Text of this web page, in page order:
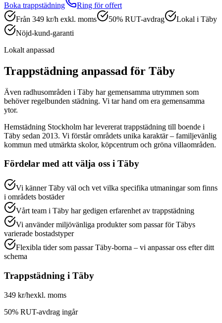
Boka trappstädning
Ring för offert
Från 349 kr/h exkl. moms
50% RUT-avdrag
Lokal i Täby
Nöjd-kund-garanti
Lokalt anpassad
Trappstädning anpassad för Täby
Även radhusområden i Täby har gemensamma utrymmen som
behöver regelbunden städning. Vi tar hand om era gemensamma
ytor.
Hemstädning Stockholm har levererat trappstädning till boende i
Täby sedan 2013. Vi förstår områdets unika karaktär – familjevänlig
kommun med utmärkta skolor, köpcentrum och gröna villaområden.
Fördelar med att välja oss i Täby
Vi känner Täby väl och vet vilka specifika utmaningar som finns
i områdets bostäder
Vårt team i Täby har gedigen erfarenhet av trappstädning
Vi använder miljövänliga produkter som passar för Täbys
varierade bostadstyper
Flexibla tider som passar Täby-borna – vi anpassar oss efter ditt
schema
Trappstädning i Täby
349 kr/hexkl. moms
50% RUT-avdrag ingår